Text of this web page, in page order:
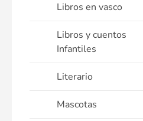
Libros en vasco
Libros y cuentos
Infantiles
Literario
Mascotas